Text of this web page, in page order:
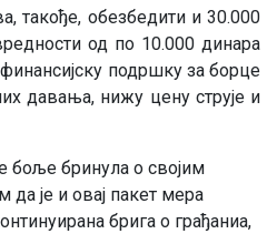
такође, обезбедити и 30.000
од по 10.000 динара
подршку за борце
давања, нижу цену струје и
боље бринула о својим
да је и овај пакет мера
брига о грађаниа,